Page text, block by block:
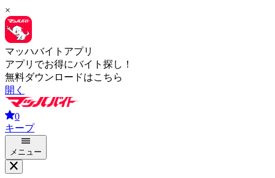
×
マッハバイトアプリ
アプリでお得にバイト探し！
無料ダウンロードはこちら
開く
0
キープ
メニュー